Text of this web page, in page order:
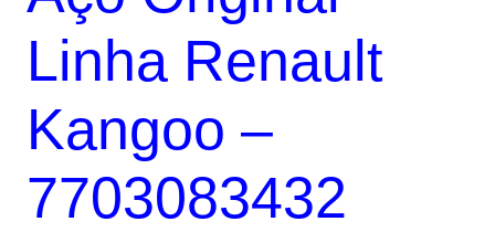
Linha Renault
Kangoo –
7703083432